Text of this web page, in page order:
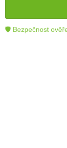
🛡 Bezpečnost